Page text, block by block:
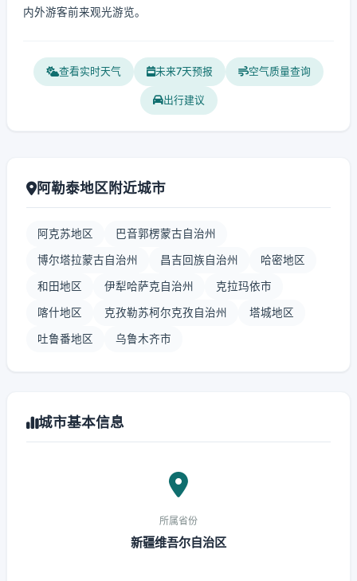
内外游客前来观光游览。
查看实时天气 未来7天预报 空气质量查询
出行建议
阿勒泰地区附近城市
阿克苏地区 巴音郭楞蒙古自治州
博尔塔拉蒙古自治州 昌吉回族自治州 哈密地区
和田地区 伊犁哈萨克自治州 克拉玛依市
喀什地区 克孜勒苏柯尔克孜自治州 塔城地区
吐鲁番地区 乌鲁木齐市
城市基本信息
所属省份
新疆维吾尔自治区